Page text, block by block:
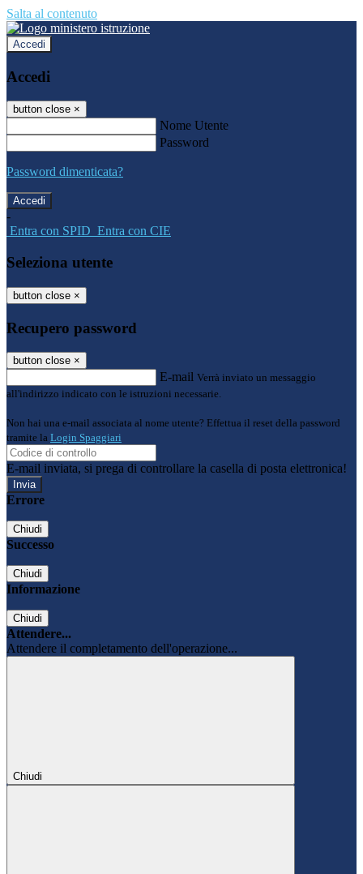
Salta al contenuto
Accedi
Accedi
button close ×
Nome Utente
Password
Password dimenticata?
-
Entra con SPID Entra con CIE
Seleziona utente
button close ×
Recupero password
button close ×
E-mail Verrà inviato un messaggio
all'indirizzo indicato con le istruzioni necessarie.
Non hai una e-mail associata al nome utente? Effettua il reset della password
tramite la Login Spaggiari
E-mail inviata, si prega di controllare la casella di posta elettronica!
Errore
Chiudi
Successo
Chiudi
Informazione
Chiudi
Attendere...
Attendere il completamento dell'operazione...
Chiudi